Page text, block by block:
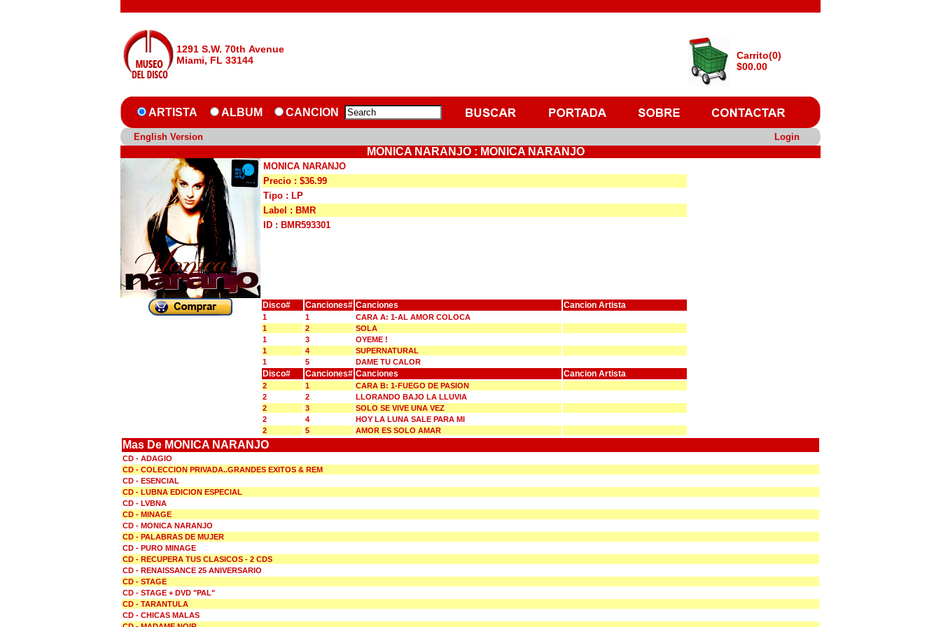
1291 S.W. 70th Avenue
Miami, FL 33144
Carrito(0)
$00.00
ARTISTA ALBUM CANCION
English Version Login
MONICA NARANJO : MONICA NARANJO
MONICA NARANJO
Precio : $36.99
Tipo : LP
Label : BMR
ID : BMR593301
Disco# Canciones# Canciones Cancion Artista
1 1
CARA A: 1-AL AMOR COLOCA
1
2
SOLA
1
3
OYEME !
1
4
SUPERNATURAL
1
5 DAME TU CALOR
Disco# Canciones# Canciones Cancion Artista
2 1
CARA B: 1-FUEGO DE PASION
2
2
LLORANDO BAJO LA LLUVIA
2
3
SOLO SE VIVE UNA VEZ
2
4
HOY LA LUNA SALE PARA MI
2
5 AMOR ES SOLO AMAR
Mas De MONICA NARANJO
CD - ADAGIO
CD - COLECCION PRIVADA..GRANDES EXITOS & REM
CD - ESENCIAL
CD - LUBNA EDICION ESPECIAL
CD - LVBNA
CD - MINAGE
CD - MONICA NARANJO
CD - PALABRAS DE MUJER
CD - PURO MINAGE
CD - RECUPERA TUS CLASICOS - 2 CDS
CD - RENAISSANCE 25 ANIVERSARIO
CD - STAGE
CD - STAGE + DVD "PAL"
CD - TARANTULA
CD - CHICAS MALAS